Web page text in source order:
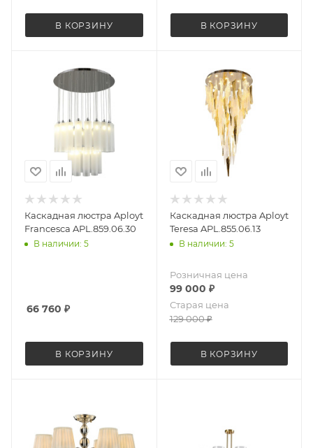
В КОРЗИНУ В КОРЗИНУ
Каскадная люстра Aployt
Francesca APL.859.06.30
В наличии: 5
66 760 ₽
В КОРЗИНУ
Каскадная люстра Aployt
Teresa APL.855.06.13
В наличии: 5
Розничная цена
99 000 ₽
Старая цена
129 000₽
В КОРЗИНУ